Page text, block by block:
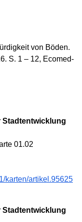
von Böden.
S. 1 – 12, Ecomed-
Stadtentwicklung
01.02
karten/artikel.95625
Stadtentwicklung